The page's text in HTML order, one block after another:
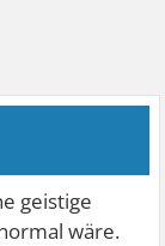
geistige
wäre.